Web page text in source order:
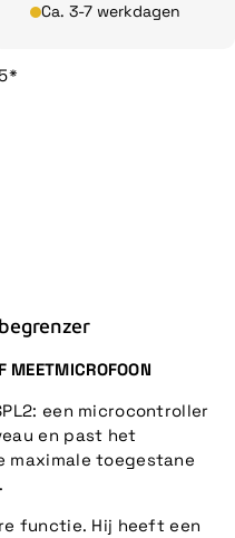
Ca. 3-7 werkdagen
MEETMICROFOON
een microcontroller
en past het
maximale toegestane
functie. Hij heeft een